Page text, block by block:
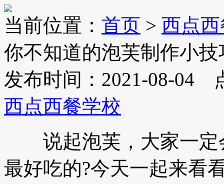
当前位置： 首页 > 西点
你不知道的泡芙制作小
发布时间：2021-08-04
西点西餐学校
说起泡芙，大家一定
最好吃的?今天一起来看